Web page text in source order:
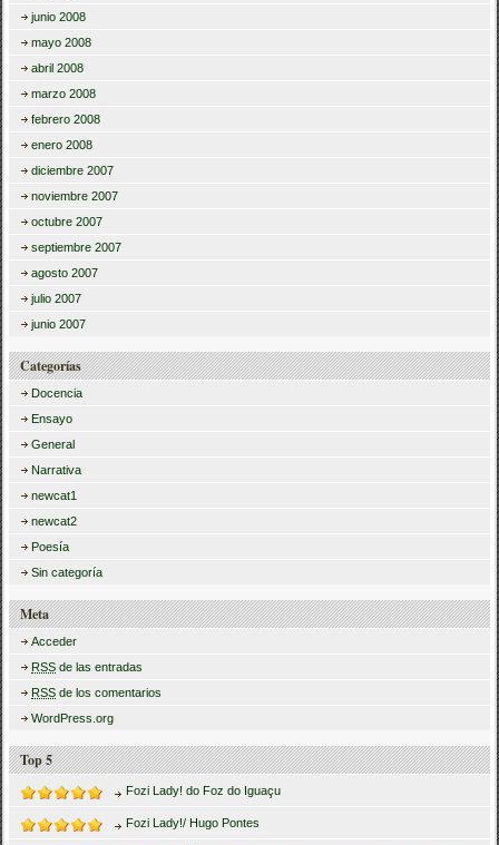
junio 2008
mayo 2008
abril 2008
marzo 2008
febrero 2008
enero 2008
diciembre 2007
noviembre 2007
octubre 2007
septiembre 2007
agosto 2007
julio 2007
junio 2007
Categorías
Docencia
Ensayo
General
Narrativa
newcat1
newcat2
Poesía
Sin categoría
Meta
Acceder
RSS de las entradas
RSS de los comentarios
WordPress.org
Top 5
Fozi Lady! do Foz do Iguaçu
Fozi Lady!/ Hugo Pontes